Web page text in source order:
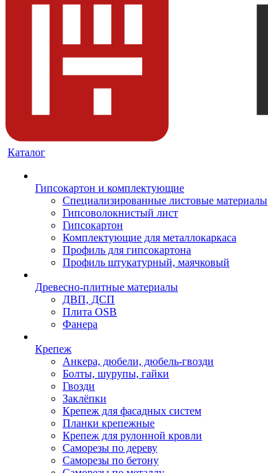
Каталог
Гипсокартон и комплектующие
Специализированные листовые материалы
Гипсоволокнистый лист
Гипсокартон
Комплектующие для металлокаркаса
Профиль для гипсокартона
Профиль штукатурный, маячковый
Древесно-плитные материалы
ДВП, ДСП
Плита OSB
Фанера
Крепеж
Анкера, дюбели, дюбель-гвозди
Болты, шурупы, гайки
Гвозди
Заклёпки
Крепеж для фасадных систем
Планки крепежные
Крепеж для рулонной кровли
Саморезы по дереву
Саморезы по бетону